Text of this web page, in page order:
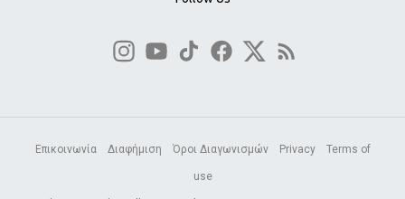
Επικοινωνία Διαφήμιση Όροι Διαγωνισμών Privacy Terms of
use